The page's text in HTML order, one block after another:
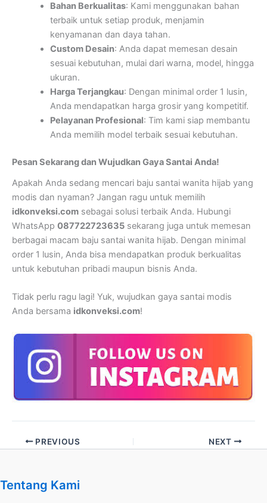
Bahan Berkualitas: Kami menggunakan bahan
terbaik untuk setiap produk, menjamin
kenyamanan dan daya tahan.
Custom Desain: Anda dapat memesan desain
sesuai kebutuhan, mulai dari warna, model, hingga
ukuran.
Harga Terjangkau: Dengan minimal order 1 lusin,
Anda mendapatkan harga grosir yang kompetitif.
Pelayanan Profesional: Tim kami siap membantu
Anda memilih model terbaik sesuai kebutuhan.
Pesan Sekarang dan Wujudkan Gaya Santai Anda!
Apakah Anda sedang mencari baju santai wanita hijab yang
modis dan nyaman? Jangan ragu untuk memilih
idkonveksi.com sebagai solusi terbaik Anda. Hubungi
WhatsApp 087722723635 sekarang juga untuk memesan
berbagai macam baju santai wanita hijab. Dengan minimal
order 1 lusin, Anda bisa mendapatkan produk berkualitas
untuk kebutuhan pribadi maupun bisnis Anda.
Tidak perlu ragu lagi! Yuk, wujudkan gaya santai modis
Anda bersama idkonveksi.com!
PREVIOUS NEXT
Tentang Kami